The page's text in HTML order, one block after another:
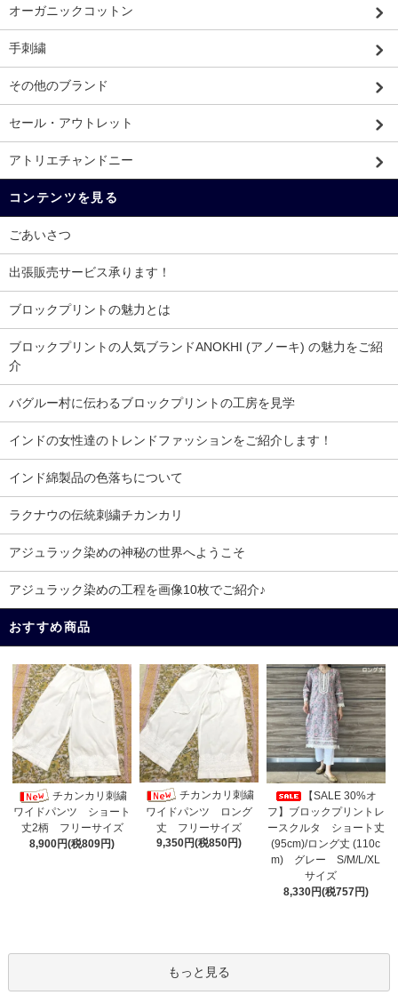
オーガニックコットン
手刺繍
その他のブランド
セール・アウトレット
アトリエチャンドニー
コンテンツを見る
ごあいさつ
出張販売サービス承ります！
ブロックプリントの魅力とは
ブロックプリントの人気ブランドANOKHI (アノーキ) の魅力をご紹
介
バグルー村に伝わるブロックプリントの工房を見学
インドの女性達のトレンドファッションをご紹介します！
インド綿製品の色落ちについて
ラクナウの伝統刺繍チカンカリ
アジュラック染めの神秘の世界へようこそ
アジュラック染めの工程を画像10枚でご紹介♪
おすすめ商品
チカンカリ刺繍
ワイドパンツ ショート
丈2柄 フリーサイズ
8,900円(税809円)
チカンカリ刺繍
ワイドパンツ ロング
丈 フリーサイズ
9,350円(税850円)
【SALE 30%オ
フ】ブロックプリントレ
ースクルタ ショート丈
(95cm)/ロング丈 (110c
m) グレー S/M/L/XL
サイズ
8,330円(税757円)
もっと見る